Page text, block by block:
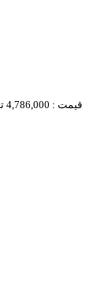
قیمت : 4,786,000 تومان